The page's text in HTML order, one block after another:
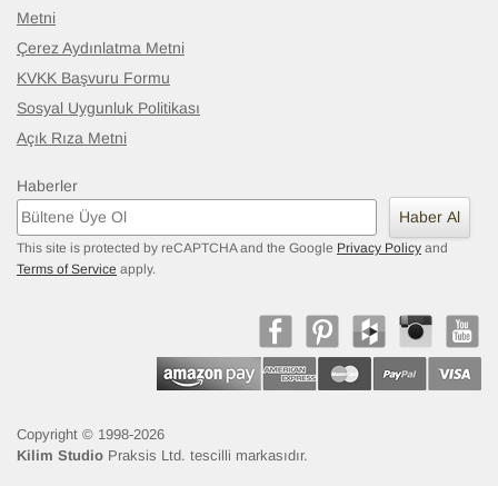
Metni
Çerez Aydınlatma Metni
KVKK Başvuru Formu
Sosyal Uygunluk Politikası
Açık Rıza Metni
Haberler
Haber Al
This site is protected by reCAPTCHA and the Google Privacy Policy and
Terms of Service apply.
Copyright © 1998-2026
Kilim Studio Praksis Ltd. tescilli markasıdır.